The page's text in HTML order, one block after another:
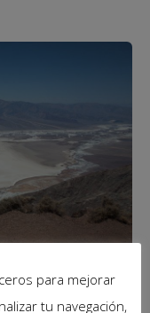
para mejorar
tu navegación,